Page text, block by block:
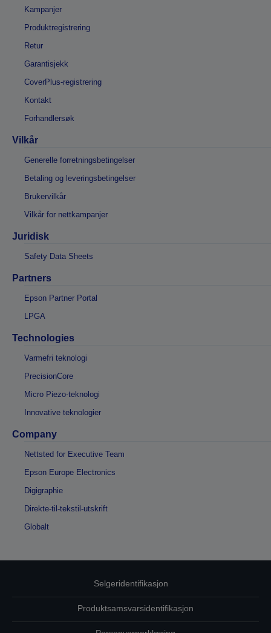
Kampanjer
Produktregistrering
Retur
Garantisjekk
CoverPlus-registrering
Kontakt
Forhandlersøk
Vilkår
Generelle forretningsbetingelser
Betaling og leveringsbetingelser
Brukervilkår
Vilkår for nettkampanjer
Juridisk
Safety Data Sheets
Partners
Epson Partner Portal
LPGA
Technologies
Varmefri teknologi
PrecisionCore
Micro Piezo-teknologi
Innovative teknologier
Company
Nettsted for Executive Team
Epson Europe Electronics
Digigraphie
Direkte-til-tekstil-utskrift
Globalt
Selgeridentifikasjon
Produktsamsvarsidentifikasjon